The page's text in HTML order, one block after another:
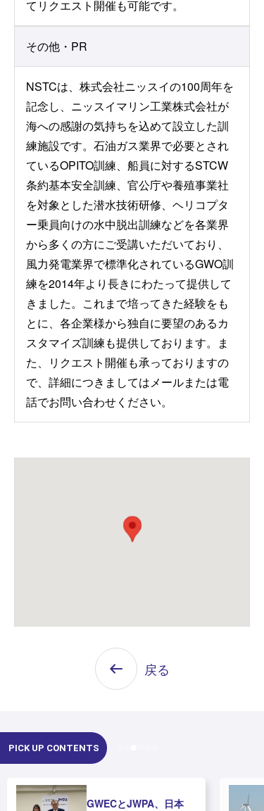
てリクエスト開催も可能です。
その他・PR
NSTCは、株式会社ニッスイの100周年を
記念し、ニッスイマリン工業株式会社が
海への感謝の気持ちを込めて設立した訓
練施設です。石油ガス業界で必要とされ
ているOPITO訓練、船員に対するSTCW
条約基本安全訓練、官公庁や養殖事業社
を対象とした潜水技術研修、ヘリコプタ
ー乗員向けの水中脱出訓練などを各業界
から多くの方にご受講いただいており、
風力発電業界で標準化されているGWO訓
練を2014年より長きにわたって提供して
きました。これまで培ってきた経験をも
とに、各企業様から独自に要望のあるカ
スタマイズ訓練も提供しております。ま
た、リクエスト開催も承っておりますの
で、詳細につきましてはメールまたは電
話でお問い合わせください。
戻る
PICK UP CONTENTS
GWECとJWPA、日本